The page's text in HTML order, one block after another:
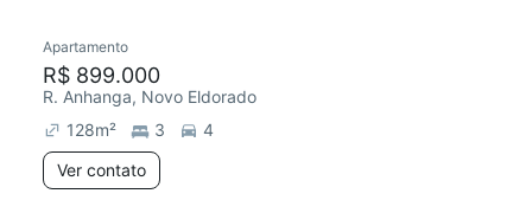
Apartamento
R$ 899.000
R. Anhanga, Novo Eldorado
128m² 3
4
Ver contato